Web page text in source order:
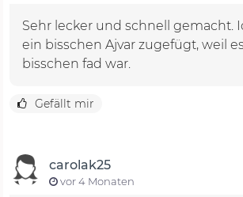
Sehr lecker und schnell gemacht.
ein bisschen Ajvar zugefügt, weil
bisschen fad war.
Gefällt mir
carolak25
vor 4 Monaten